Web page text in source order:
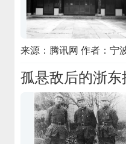
来源：腾讯网 作者：宁
孤悬敌后的浙东